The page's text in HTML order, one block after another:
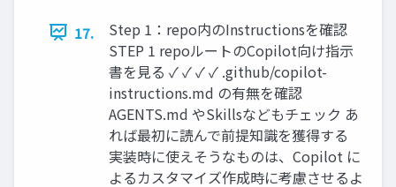
17.
Step 1：repo内のInstructionsを確認
STEP 1 repoルートのCopilot向け指示
書を見る ✓ ✓ ✓ ✓ .github/copilot-
instructions.md の有無を確認
AGENTS.md やSkillsなどもチェック あ
れば最初に読んで前提知識を獲得する
実装時に使えそうなものは、Copilot に
よるカスタマイズ作成時に考慮させるよ